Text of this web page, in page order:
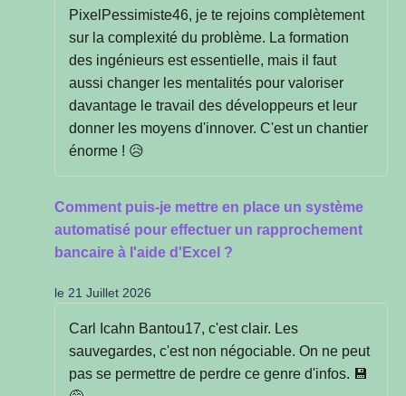
PixelPessimiste46, je te rejoins complètement
sur la complexité du problème. La formation
des ingénieurs est essentielle, mais il faut
aussi changer les mentalités pour valoriser
davantage le travail des développeurs et leur
donner les moyens d'innover. C'est un chantier
énorme ! 😥
Comment puis-je mettre en place un système
automatisé pour effectuer un rapprochement
bancaire à l'aide d'Excel ?
le 21 Juillet 2026
Carl Icahn Bantou17, c'est clair. Les
sauvegardes, c'est non négociable. On ne peut
pas se permettre de perdre ce genre d'infos. 💾